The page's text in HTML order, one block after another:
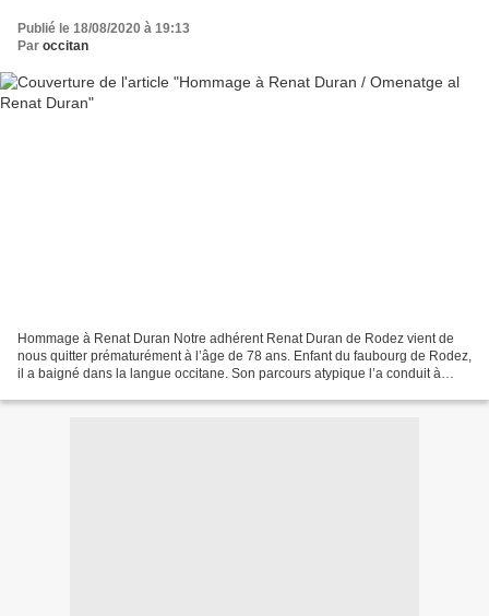
Publié le 18/08/2020 à 19:13
Par occitan
Hommage à Renat Duran Notre adhérent Renat Duran de Rodez vient de
nous quitter prématurément à l’âge de 78 ans. Enfant du faubourg de Rodez,
il a baigné dans la langue occitane. Son parcours atypique l’a conduit à